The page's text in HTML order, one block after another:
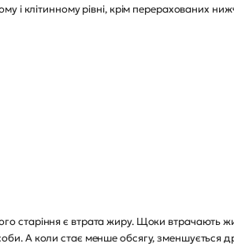
і клітинному рівні, крім перерахованих
старіння є втрата жиру. Щоки
А коли стає менше обсягу, зменшується